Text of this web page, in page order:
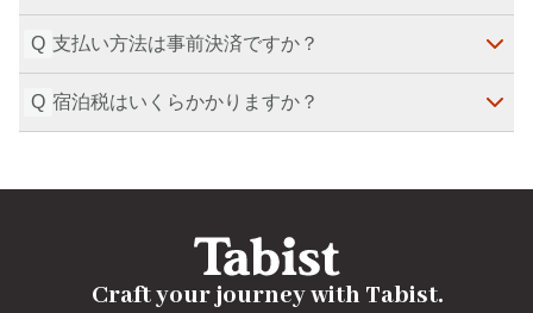
最終更新日：2026-07-29
で、駅から徒歩14分です。大阪メトロ・近鉄・阪神
など複数路線が利用可能で、難波（なんば）駅や近鉄
日本橋駅からも徒歩圏内です。
最終更新日 ：2026-07-29
住所は大阪府大阪市浪速区日本橋4丁目6-7です。
最終更新日：2026-07-29
Q 支払い方法は事前決済ですか？
はい、OTA・Directの支払い方法は事前決済のみで
す。
Q 宿泊税はいくらかかりますか？
000円以上～20,000円未満は400円、20,000円以上は
2026-07-29
Craft your journey with Tabist.